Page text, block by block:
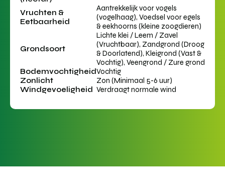
Vruchten &
Eetbaarheid
Aantrekkelijk voor vogels
(vogelhaag), Voedsel voor egels
& eekhoorns (kleine zoogdieren)
Grondsoort
Lichte klei / Leem / Zavel
(Vruchtbaar), Zandgrond (Droog
& Doorlatend), Kleigrond (Vast &
Vochtig), Veengrond / Zure grond
BodemvochtigheidVochtig
Zonlicht
Zon (Minimaal 5-6 uur)
Windgevoeligheid Verdraagt normale wind